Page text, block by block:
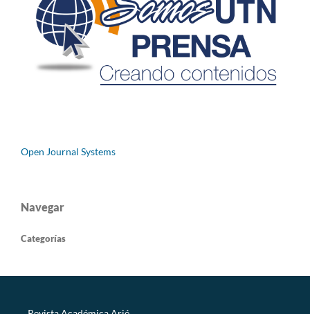
Open Journal Systems
Navegar
Categorías